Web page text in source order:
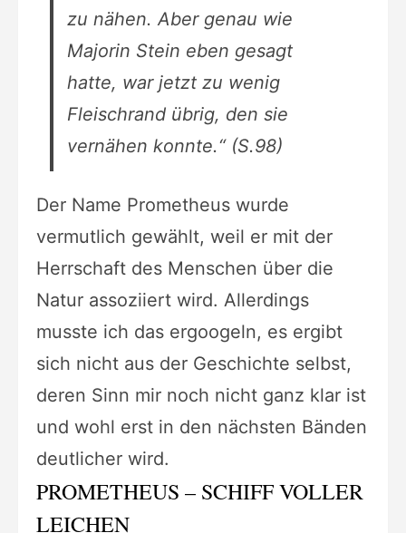
zu nähen. Aber genau wie
Majorin Stein eben gesagt
hatte, war jetzt zu wenig
Fleischrand übrig, den sie
vernähen konnte.“ (S.98)
Der Name Prometheus wurde
vermutlich gewählt, weil er mit der
Herrschaft des Menschen über die
Natur assoziiert wird. Allerdings
musste ich das ergoogeln, es ergibt
sich nicht aus der Geschichte selbst,
deren Sinn mir noch nicht ganz klar ist
und wohl erst in den nächsten Bänden
deutlicher wird.
PROMETHEUS – SCHIFF VOLLER
LEICHEN